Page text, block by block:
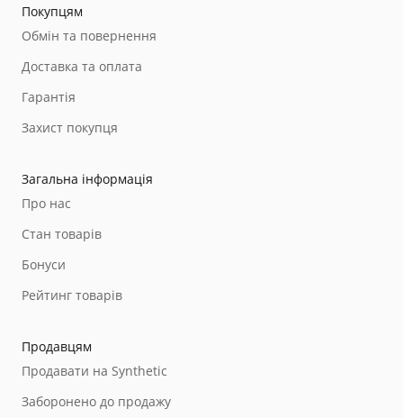
Покупцям
Обмін та повернення
Доставка та оплата
Гарантія
Захист покупця
Загальна інформація
Про нас
Стан товарів
Бонуси
Рейтинг товарів
Продавцям
Продавати на Synthetic
Заборонено до продажу